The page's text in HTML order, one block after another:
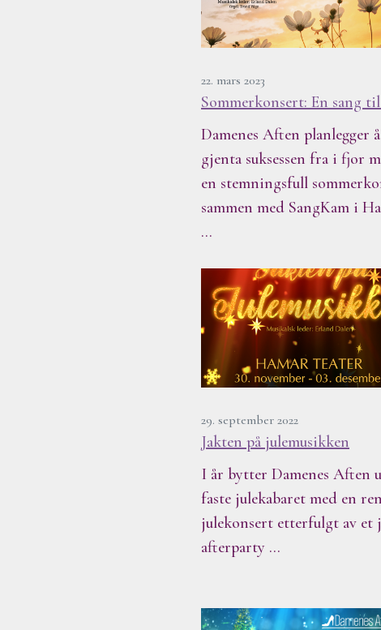
22. mars 2023
Sommerkonsert: En sang
Damenes Aften planlegger å
gjenta suksessen fra i fjor
en stemningsfull
sammen med SangKam i
…
29. september 2022
Jakten på julemusikken
I år bytter Damenes Aften
faste julekabaret med en ren
julekonsert etterfulgt av et
afterparty …